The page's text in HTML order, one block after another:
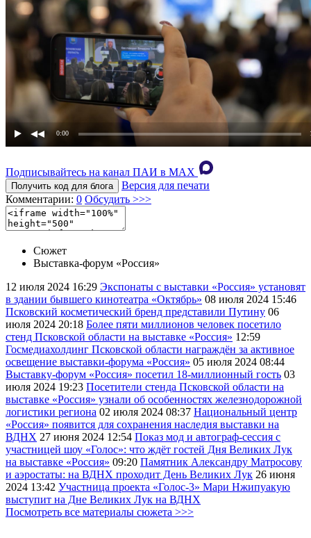
0:00
Подписывайтесь на канал ПАИ в MAХ
Получить код для блога
Версия для печати
Комментарии: 0 Обсудить >>>
Сюжет
Выставка-форум «Россия»
12 июля 2024 16:29 Экспонаты с выставки «Россия» установят
в здании бывшего кинотеатра «Октябрь» 08 июля 2024 15:46
Псковский косметический бренд представили Путину 06
июля 2024 20:18 Более пяти миллионов человек посетило
стенд Псковской области на выставке «Россия» 12:59
Госмедиахолдинг Псковской области награждён за активное
освещение выставки-форума «Россия» 05 июля 2024 08:44
Выставку-форум «Россия» посетил 18-миллионный гость 03
июля 2024 19:23 Посетители стенда Псковской области на
выставке «Россия» узнали об особенностях железнодорожной
логистики региона 02 июля 2024 08:37 Национальный центр
«Россия» появится для сохранения наследия выставки на
ВДНХ 27 июня 2024 12:54 Показ мод и автограф-сессия с
участницей шоу «Голос»: что ждёт гостей Дня Великих Лук
на выставке «Россия» 09:20 Памятник Александру Матросову
и аэростаты: на ВДНХ проходит День Великих Лук 26 июня
2024 13:42 Участница проекта «Голос-3» Мари Нжипуакую
выступит на Дне Великих Лук на ВДНХ
Посмотреть все материалы сюжета >>>